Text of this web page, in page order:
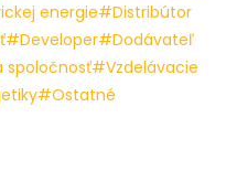
energie#Distribútor
#Developer#Dodávateľ
spoločnosť#Vzdelávacie
#Ostatné